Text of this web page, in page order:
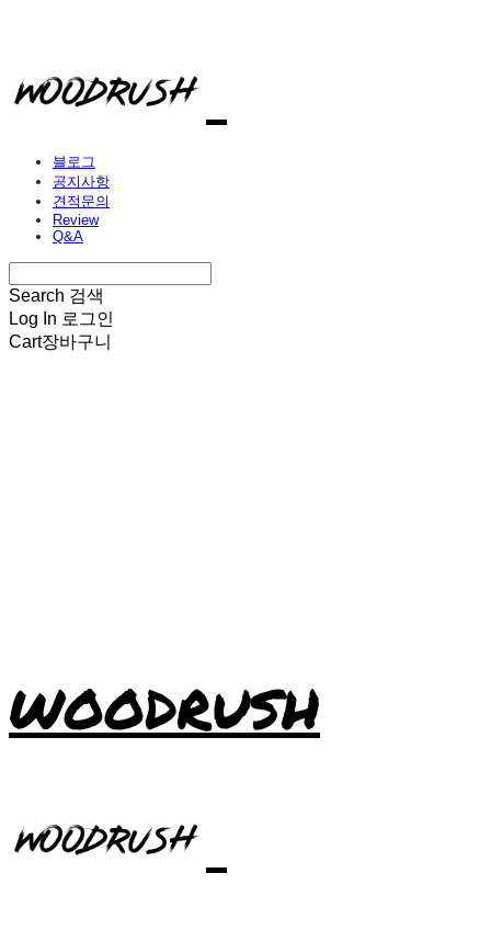
블로그
공지사항
견적문의
Review
Q&A
Search 검색
Log In 로그인
Cart장바구니
WOODRUSH